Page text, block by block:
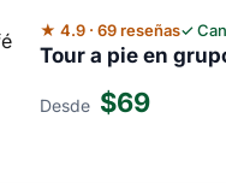
★ 4.9 · 69 reseñas✓
Tour a pie en
Desde $69